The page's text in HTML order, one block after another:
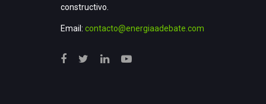
constructivo.
Email: contacto@energiaadebate.com